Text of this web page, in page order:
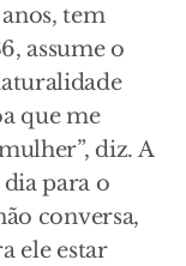
tem
assume o
que me
diz. A
para o
conversa,
ele estar